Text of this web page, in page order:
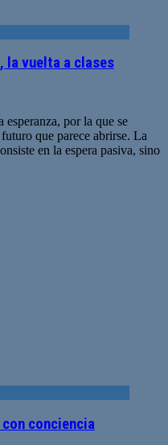
la vuelta a clases
por la que se
que parece abrirse. La
en la espera pasiva, sino
conciencia